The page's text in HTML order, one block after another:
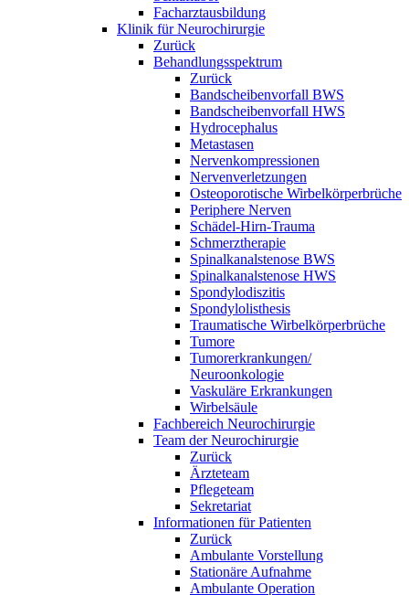
Facharztausbildung
Klinik für Neurochirurgie
Zurück
Behandlungsspektrum
Zurück
Bandscheibenvorfall BWS
Bandscheibenvorfall HWS
Hydrocephalus
Metastasen
Nervenkompressionen
Nervenverletzungen
Osteoporotische Wirbelkörperbrüche
Periphere Nerven
Schädel-Hirn-Trauma
Schmerztherapie
Spinalkanalstenose BWS
Spinalkanalstenose HWS
Spondylodiszitis
Spondylolisthesis
Traumatische Wirbelkörperbrüche
Tumore
Tumorerkrankungen/
Neuroonkologie
Vaskuläre Erkrankungen
Wirbelsäule
Fachbereich Neurochirurgie
Team der Neurochirurgie
Zurück
Ärzteteam
Pflegeteam
Sekretariat
Informationen für Patienten
Zurück
Ambulante Vorstellung
Stationäre Aufnahme
Ambulante Operation